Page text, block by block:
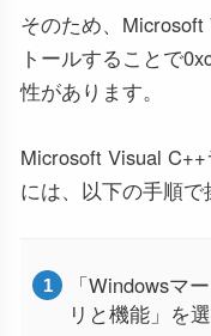
そのため、
トールすることで
性があります。
Microsoft Visual
には、以下の手順で
「Windowsマ
リと機能」を